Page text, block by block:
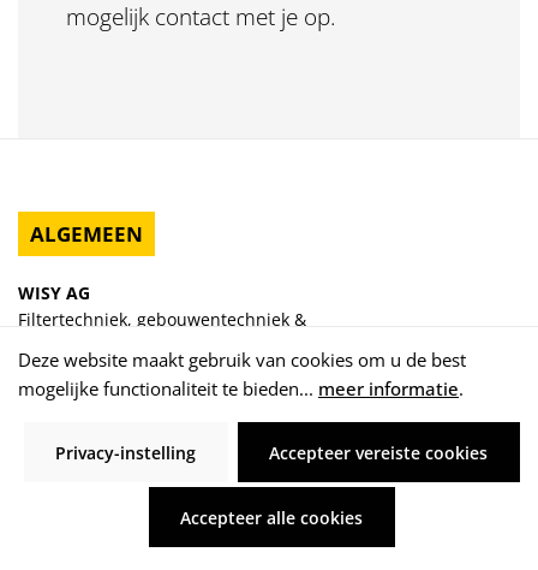
mogelijk contact met je op.
ALGEMEEN
WISY AG
Filtertechniek, gebouwentechniek &
Oberdorfstraße 26
63699 Kefenrod-Hitzkirchen
Duitsland
Een contract herroepen
Deze website maakt gebruik van cookies om u de best
mogelijke functionaliteit te bieden... meer informatie.
Privacy-instelling Accepteer vereiste cookies
Accepteer alle cookies